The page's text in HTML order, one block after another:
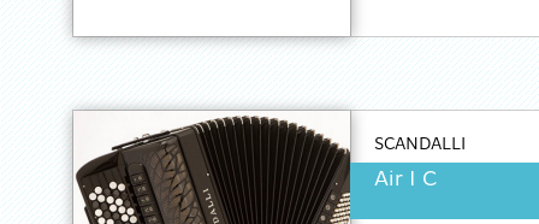
SCANDALLI
Air I C